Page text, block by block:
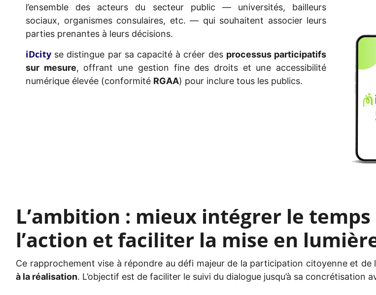
l’ensemble des acteurs du secteur public — universités, bailleurs
sociaux, organismes consulaires, etc. — qui souhaitent associer leurs
parties prenantes à leurs décisions.
iDcity se distingue par sa capacité à créer des processus participatifs
sur mesure, offrant une gestion fine des droits et une accessibilité
numérique élevée (conformité RGAA) pour inclure tous les publics.
L’ambition : mieux intégrer le
l’action et faciliter la mise en
Ce rapprochement vise à répondre au défi majeur de la participation citoyenne et de
à la réalisation. L’objectif est de faciliter le suivi du dialogue jusqu’à sa concrétisation